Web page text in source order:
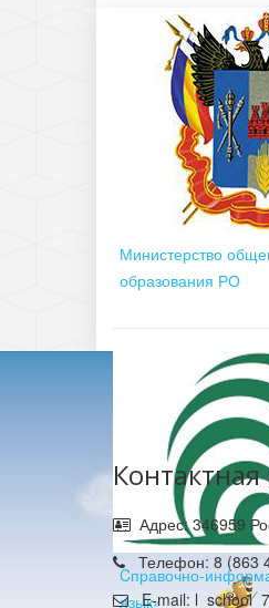
Министерство
образования РО
Cправочно-
язык»
Адрес: 346959
Телефон: 8 (863
E-mail: